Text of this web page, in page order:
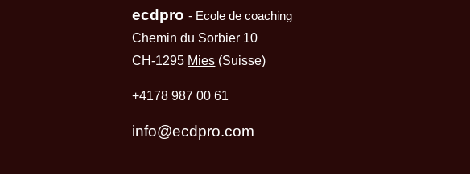
ecdpro - Ecole de coaching
Chemin du Sorbier 10
CH-1295 Mies (Suisse)
+4178 987 00 61
info@ecdpro.com